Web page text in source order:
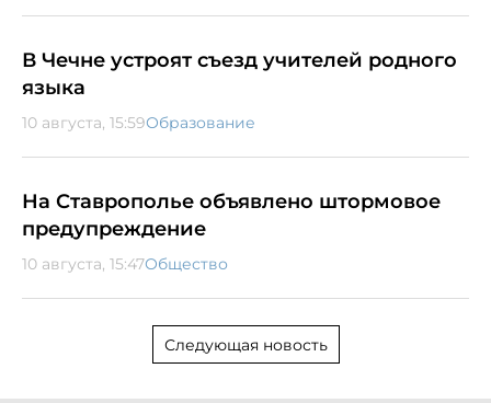
В Чечне устроят съезд учителей родного
языка
10 августа, 15:59Образование
На Ставрополье объявлено штормовое
предупреждение
10 августа, 15:47Общество
Следующая новость